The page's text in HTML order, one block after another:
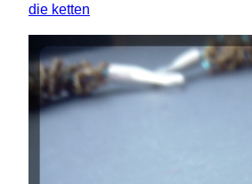
die ketten